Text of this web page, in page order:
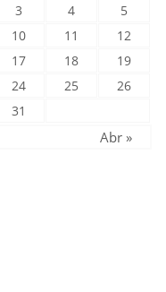
3 4
5
10 11
12
17 18
19
24 25
26
31
Abr »